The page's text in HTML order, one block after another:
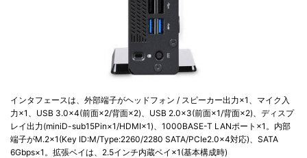
インタフェースは、外部端子がヘッドフォン / スピーカー出力×1、マイク入
力×1、USB 3.0×4(前面×2/背面×2)、USB 2.0×3(前面×1/背面×2)、ディスプ
レイ出力(miniD-sub15Pin×1/HDMI×1)、1000BASE-T LANポート×1。内部
端子がM.2×1(Key ID:M/Type:2260/2280 SATA/PCIe2.0×4対応)、SATA
6Gbps×1。拡張ベイは、2.5インチ内蔵ベイ×1(基本構成時)